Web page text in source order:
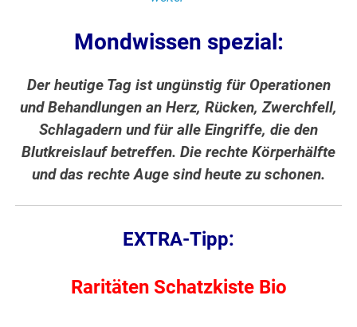
Mondwissen spezial:
Der heutige Tag ist ungünstig für Operationen
und Behandlungen an Herz, Rücken, Zwerchfell,
Schlagadern und für alle Eingriffe, die den
Blutkreislauf betreffen. Die rechte Körperhälfte
und das rechte Auge sind heute zu schonen.
EXTRA-Tipp:
Raritäten Schatzkiste Bio